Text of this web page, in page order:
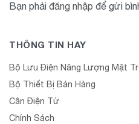
Bạn phải đăng nhập để gửi
THÔNG TIN HAY
Bộ Lưu Điện Năng Lượng Mặt
Bộ Thiết Bị Bán Hàng
Cân Điện Tử
Chính Sách